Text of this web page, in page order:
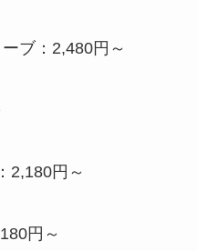
ブ：2,480円～
2,180円～
円～